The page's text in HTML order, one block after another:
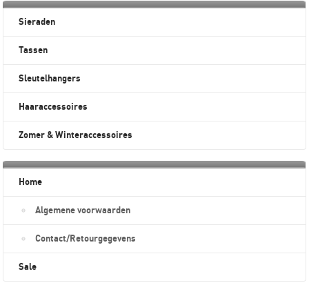
Sieraden
Tassen
Sleutelhangers
Haaraccessoires
Zomer & Winteraccessoires
Home
Algemene voorwaarden
Contact/Retourgegevens
Sale